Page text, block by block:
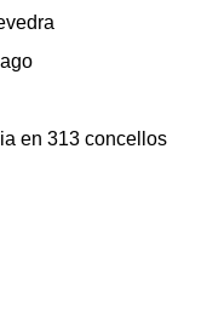
en 313 concellos